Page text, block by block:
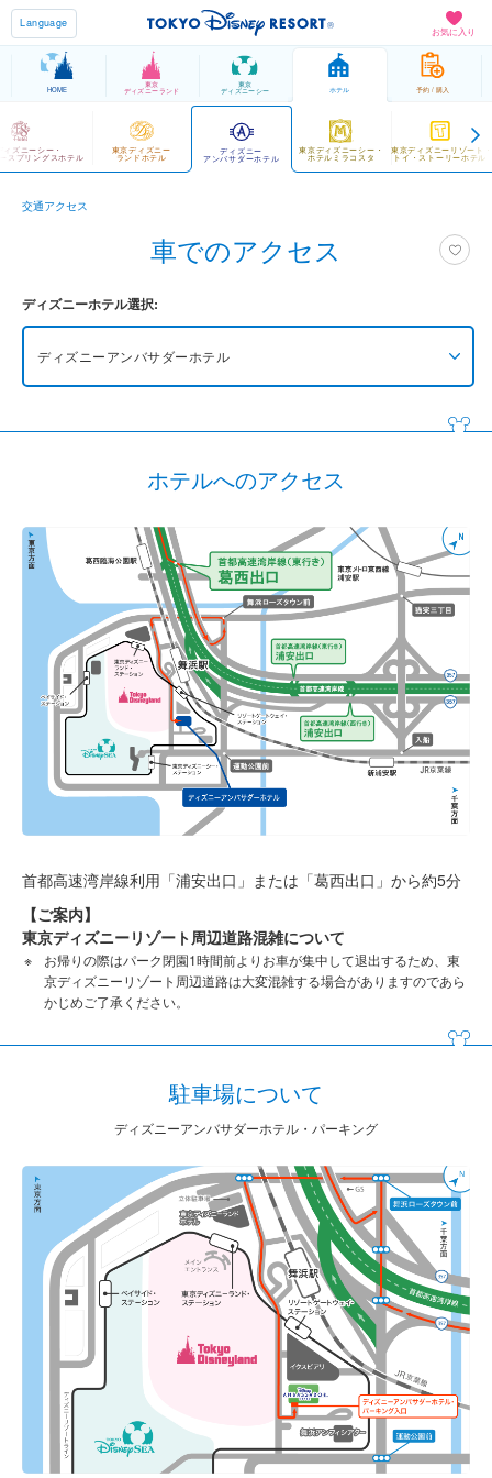
お気に入り
Language
HOME
東京
ディズニーランド
東京
ディズニーシー ホテル 予約 / 購入
ィズニーシー・
スプリングスホテル
東京ディズニー
ランドホテル
ディズニー
アンバサダーホテル
東京ディズニーシー・
ホテルミラコスタ
東京ディズニーリゾート・
トイ・ストーリーホテル
交通アクセス
車でのアクセス
ディズニーホテル選択:
ディズニーアンバサダーホテル
東京ディズニーランドホテル
ディズニーアンバサダーホテル
東京ディズニーシー・ホテルミラコスタ
東京ディズニーリゾート・トイ・ストーリーホテル
東京ディズニーセレブレーションホテル
ホテルへのアクセス
首都高速湾岸線利用「浦安出口」または「葛西出口」から約5分
【ご案内】
東京ディズニーリゾート周辺道路混雑について
お帰りの際はパーク閉園1時間前よりお車が集中して退出するため、東
京ディズニーリゾート周辺道路は大変混雑する場合がありますのであら
かじめご了承ください。
駐車場について
ディズニーアンバサダーホテル・パーキング